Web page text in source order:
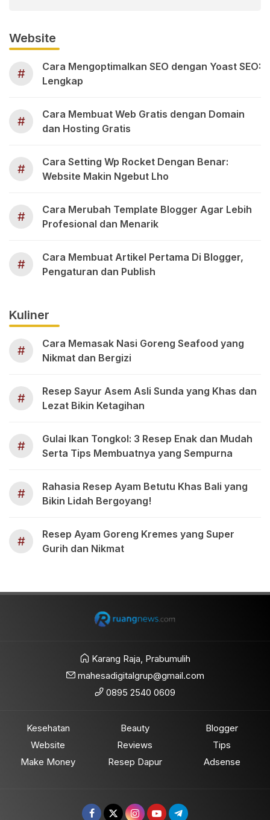
Website
#
Cara Mengoptimalkan SEO dengan Yoast SEO:
Lengkap
#
Cara Membuat Web Gratis dengan Domain
dan Hosting Gratis
#
Cara Setting Wp Rocket Dengan Benar:
Website Makin Ngebut Lho
#
Cara Merubah Template Blogger Agar Lebih
Profesional dan Menarik
#
Cara Membuat Artikel Pertama Di Blogger,
Pengaturan dan Publish
Kuliner
#
Cara Memasak Nasi Goreng Seafood yang
Nikmat dan Bergizi
#
Resep Sayur Asem Asli Sunda yang Khas dan
Lezat Bikin Ketagihan
#
Gulai Ikan Tongkol: 3 Resep Enak dan Mudah
Serta Tips Membuatnya yang Sempurna
#
Rahasia Resep Ayam Betutu Khas Bali yang
Bikin Lidah Bergoyang!
#
Resep Ayam Goreng Kremes yang Super
Gurih dan Nikmat
Karang Raja, Prabumulih
mahesadigitalgrup@gmail.com
0895 2540 0609
Kesehatan
Website
Make Money
Beauty
Reviews
Resep Dapur
Blogger
Tips
Adsense